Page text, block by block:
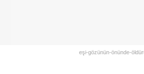
eşi-gözünün-önünde-